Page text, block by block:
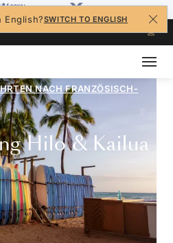
SWITCH TO ENGLISH
NACH FRANZÖSISCH-
Hilo & Kailua